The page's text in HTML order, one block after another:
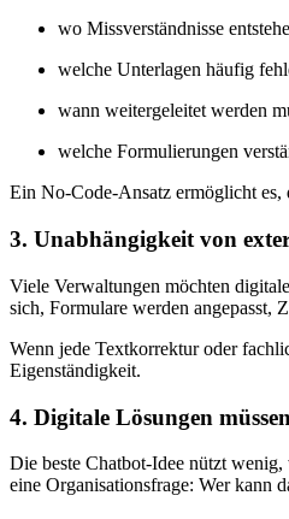
wo Missverständnisse
welche Unterlagen häufig
wann weitergeleitet werden
welche Formulierungen
Ein No-Code-Ansatz ermöglicht es,
3. Unabhängigkeit von
Viele Verwaltungen möchten
sich, Formulare werden angepasst,
Wenn jede Textkorrektur oder
Eigenständigkeit.
4. Digitale Lösungen
Die beste Chatbot-Idee nützt
eine Organisationsfrage: Wer kann